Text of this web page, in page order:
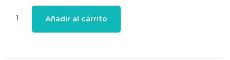
Añadir al carrito